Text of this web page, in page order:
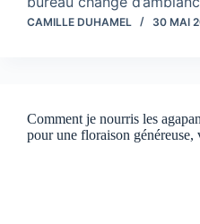
CAMILLE DUHAMEL 30 MAI
Comment je nourris les
pour une floraison